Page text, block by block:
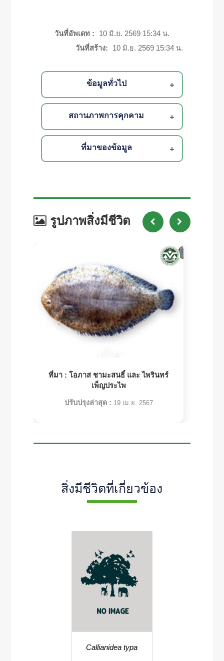
วันที่อัพเดท :
10 มิ.ย. 2569 15:34 น.
วันที่สร้าง:
10 มิ.ย. 2569 15:34 น.
ข้อมูลทั่วไป
สถานภาพการคุกคาม
ที่มาของข้อมูล
รูปภาพสิ่งมีชีวิต
ที่มา : โอภาส ชามะสนธิ์ และ ไพรินทร์
เพ็ญประไพ
ปรับปรุงล่าสุด : 19 เม.ย. 2567
สิ่งมีชีวิตที่เกี่ยวข้อง
Callianidea typa